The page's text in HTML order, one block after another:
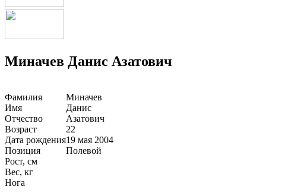
Миначев Данис Азатович
Фамилия
Миначев
Имя
Данис
Отчество
Азатович
Возраст
22
Дата рождения19 мая 2004
Позиция
Полевой
Рост, см
Вес, кг
Нога